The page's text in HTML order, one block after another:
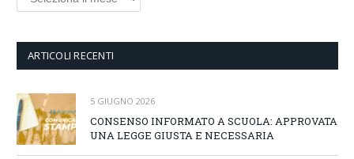
ARTICOLI RECENTI
5 GIUGNO 2026
CONSENSO INFORMATO A SCUOLA: APPROVATA
UNA LEGGE GIUSTA E NECESSARIA